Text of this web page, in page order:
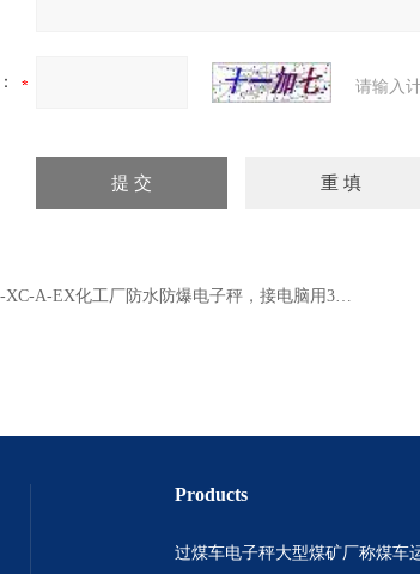
请输入
A-EX化工厂防水防爆电子秤，接电脑用3吨地磅秤价格
Products